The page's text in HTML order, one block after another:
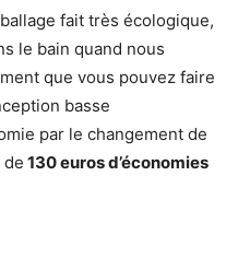
fait très écologique,
le bain quand nous
que vous pouvez faire
basse
par le changement de
130 euros d’économies